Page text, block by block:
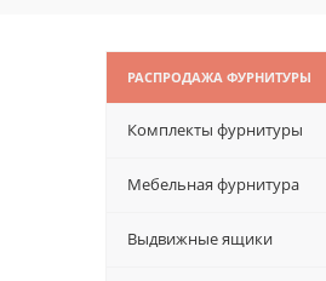
РАСПРОДАЖА ФУРНИТУРЫ
Комплекты фурнитуры
Мебельная фурнитура
Выдвижные ящики